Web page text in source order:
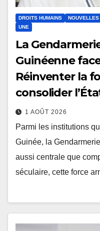
DROITS HUMAINS NOUVELLES
UNE
La
Guinéenne
Réinventer la
consolider
1 AOÛT 2026
Parmi les institutions
Guinée, la
aussi centrale que
séculaire, cette force